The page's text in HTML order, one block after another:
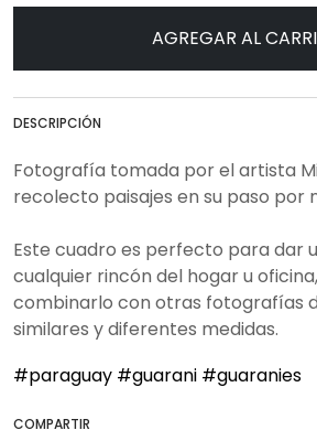
AGREGAR AL
DESCRIPCIÓN
Fotografía tomada por el artista
recolecto paisajes en su paso por
Este cuadro es perfecto para dar
cualquier rincón del hogar u
combinarlo con otras fotografías
similares y diferentes medidas.
#paraguay #guarani #guaranies
COMPARTIR